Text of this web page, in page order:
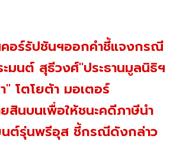
อร์รัปชันฯออกคำชี้แจงกรณี
มนต์ สุธีวงศ์"ประธานมูลนิธิฯ
" โตโยต้า มอเตอร์
ยสินบนเพื่อให้ชนะคดีภาษีนำ
นต์รุ่นพรีอุส ชี้กรณีดังกล่าว